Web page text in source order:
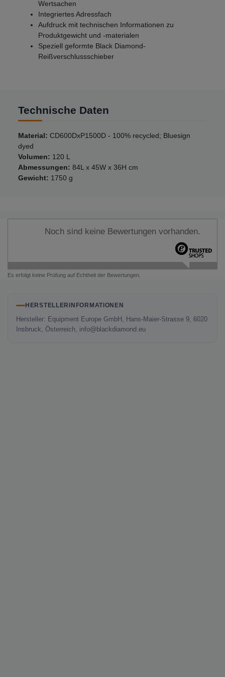
Wertsachen
Integriertes Adressfach
Aufdruck mit technischen Informationen zu
Produktgewicht und -materialen
Speziell geformte Black Diamond-
Reißverschlussschieber
Technische Daten
Material: CD600DxP1500D - 100% recycled; Bluesign
dyed
Volumen: 120 L
Abmessungen: 84L x 45W x 36H cm
Gewicht: 1750 g
Noch sind keine Bewertungen vorhanden.
Es erfolgt keine Prüfung auf Echtheit der Bewertungen.
HERSTELLERINFORMATIONEN
Hersteller: Equipment Europe GmbH, Hans-Maier-Strasse 9, 6020
Insbruck, Österreich, info@blackdiamond.eu